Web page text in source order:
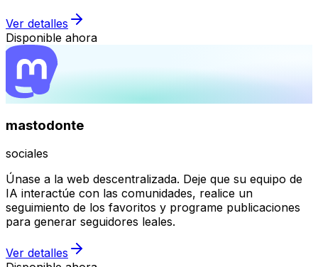
Ver detalles
Disponible ahora
mastodonte
sociales
Únase a la web descentralizada. Deje que su equipo de
IA interactúe con las comunidades, realice un
seguimiento de los favoritos y programe publicaciones
para generar seguidores leales.
Ver detalles